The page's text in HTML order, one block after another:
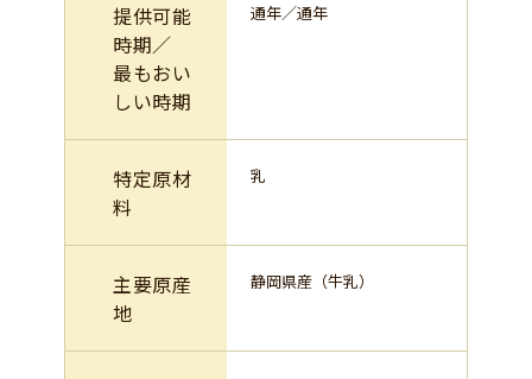
提供可能
時期／
最もおい
しい時期
通年／通年
特定原材
料
乳
主要原産
地
静岡県産（牛乳）